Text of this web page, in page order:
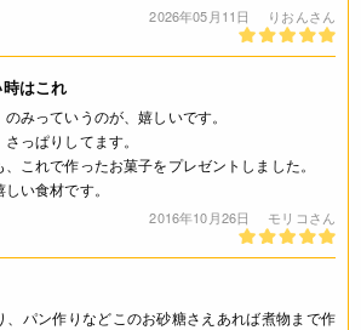
2026年05月11日 りおんさん
はこれ
みっていうのが、嬉しいです。
っぱりしてます。
これで作ったお菓子をプレゼントしました。
い食材です。
2016年10月26日 モリコさん
、パン作りなどこのお砂糖さえあれば煮物まで作